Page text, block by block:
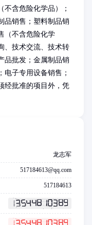
含危险化学品）；
品销售；塑料制品销
（不含危险化学
、技术交流、技术转
品批发；金属制品销
子专用设备销售；
经批准的项目外，凭
龙志军
517184613@qq.com
517184613